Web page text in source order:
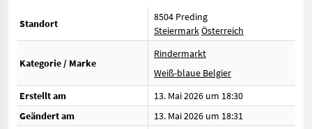
Standort
8504 Preding
SteiermarkÖsterreich
Kategorie / Marke
Rindermarkt
Weiß-blaue Belgier
Erstellt am
13. Mai 2026 um 18:30
Geändert am
13. Mai 2026 um 18:31